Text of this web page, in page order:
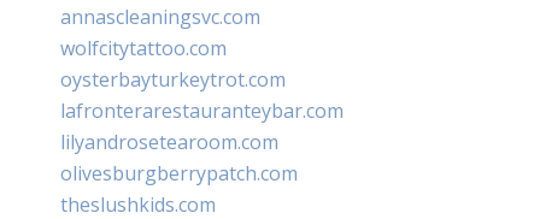
annascleaningsvc.com
wolfcitytattoo.com
oysterbayturkeytrot.com
lafronterarestauranteybar.com
lilyandrosetearoom.com
olivesburgberrypatch.com
theslushkids.com